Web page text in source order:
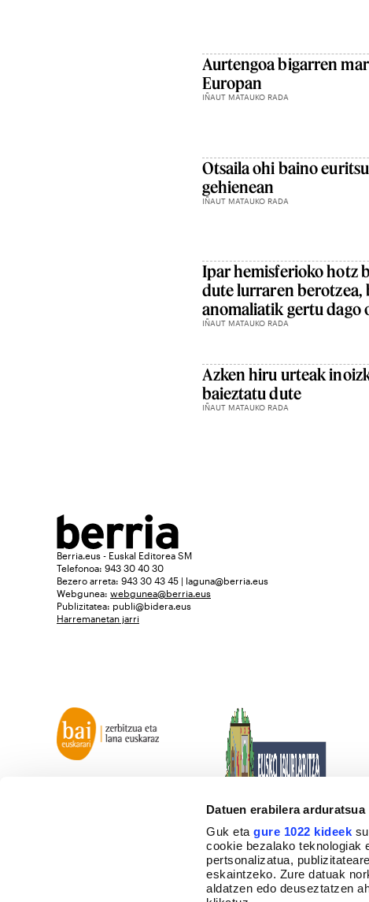
Datuen erabilera arduratsua
Guk etagure 1022 kideek
cookie bezalako teknologiak
pertsonalizatua,
eskaintzeko. Zure datuak
aldatzen edo deuseztatzen
Aurtengoa bigarren
Europan
IÑAUT MATAUKO RADA
Otsaila ohi baino
gehienean
IÑAUT MATAUKO RADA
Ipar hemisferioko hotz
dute lurraren berotzea,
anomaliatik gertu dago
IÑAUT MATAUKO RADA
Azken hiru urteak
baieztatu dute
IÑAUT MATAUKO RADA
Berria.eus - Euskal Editorea SM
Telefonoa: 943 30 40 30
Bezero arreta: 943 30 43 45 | laguna@berria.eus
Webgunea: webgunea@berria.eus
Publizitatea: publi@bidera.eus
Harremanetan jarri